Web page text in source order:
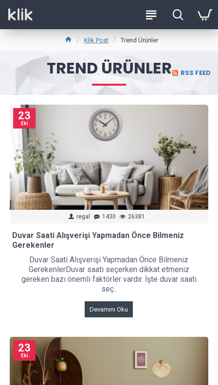
Klik Post Trend Ürünler
TREND ÜRÜNLER RSS FEED
23
Eki
regal 1430 26381
Duvar Saati Alışverişi Yapmadan Önce Bilmeniz
Gerekenler
Duvar Saati Alışverişi Yapmadan Önce Bilmeniz
GerekenlerDuvar saati seçerken dikkat etmeniz
gereken bazı önemli faktörler vardır. İşte duvar saati
seç..
Devamını Oku
23
Eki